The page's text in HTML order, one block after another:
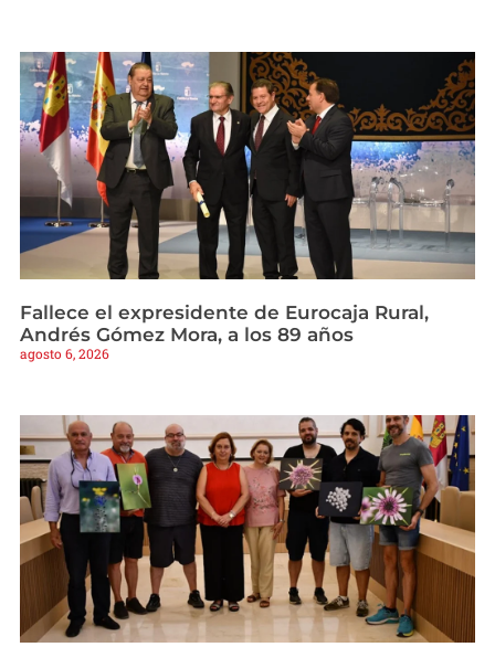
Fallece el expresidente de Eurocaja Rural,
Andrés Gómez Mora, a los 89 años
agosto 6, 2026